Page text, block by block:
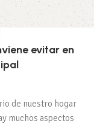
evitar en
de nuestro hogar
muchos aspectos